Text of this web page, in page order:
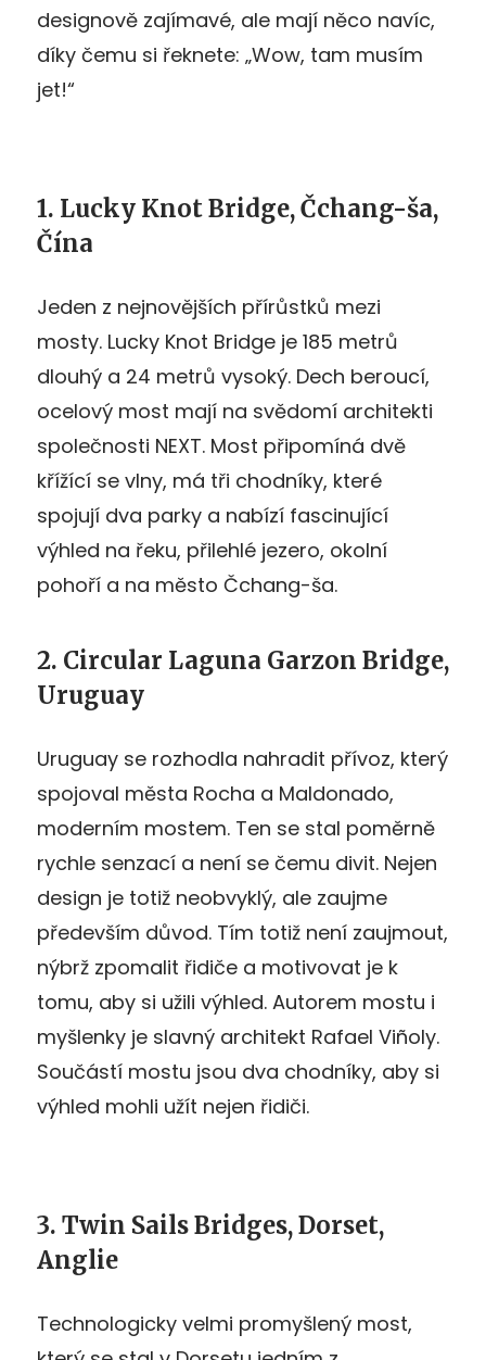
designově zajímavé, ale mají něco navíc,
díky čemu si řeknete: „Wow, tam musím
jet!“
1. Lucky Knot Bridge, Čchang-ša,
Čína
Jeden z nejnovějších přírůstků mezi
mosty. Lucky Knot Bridge je 185 metrů
dlouhý a 24 metrů vysoký. Dech beroucí,
ocelový most mají na svědomí architekti
společnosti NEXT. Most připomíná dvě
křížící se vlny, má tři chodníky, které
spojují dva parky a nabízí fascinující
výhled na řeku, přilehlé jezero, okolní
pohoří a na město Čchang-ša.
2. Circular Laguna Garzon Bridge,
Uruguay
Uruguay se rozhodla nahradit přívoz, který
spojoval města Rocha a Maldonado,
moderním mostem. Ten se stal poměrně
rychle senzací a není se čemu divit. Nejen
design je totiž neobvyklý, ale zaujme
především důvod. Tím totiž není zaujmout,
nýbrž zpomalit řidiče a motivovat je k
tomu, aby si užili výhled. Autorem mostu i
myšlenky je slavný architekt Rafael Viñoly.
Součástí mostu jsou dva chodníky, aby si
výhled mohli užít nejen řidiči.
3. Twin Sails Bridges, Dorset,
Anglie
Technologicky velmi promyšlený most,